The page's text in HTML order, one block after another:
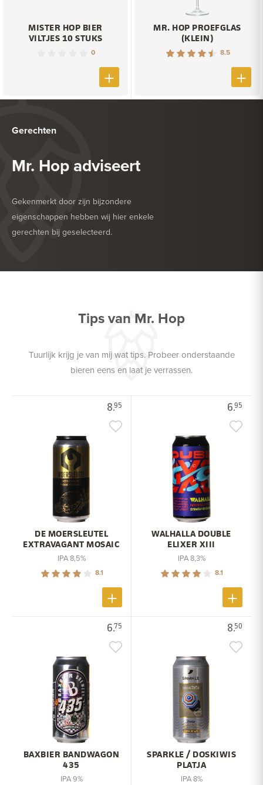
MISTER HOP BIER
VILTJES 10 STUKS
0
MR. HOP PROEFGLAS
(KLEIN)
8.5
Gerechten
Mr. Hop adviseert
Gekenmerkt door zijn bijzondere
eigenschappen hebben wij hier enkele
gerechten bij geselecteerd.
HEERLIJK BIJ
Tips van Mr. Hop
Tuurlijk krijg je van mij wat tips. Probeer onderstaande
bieren eens en laat je verrassen.
8.95
DE MOERSLEUTEL
EXTRAVAGANT MOSAIC
IPA 8,5%
8.1
6.95
WALHALLA DOUBLE
ELIXER XIII
IPA 8,3%
8.1
6.75
BAXBIER BANDWAGON
435
IPA 9%
8.50
SPARKLE / DOSKIWIS
PLATJA
IPA 8%